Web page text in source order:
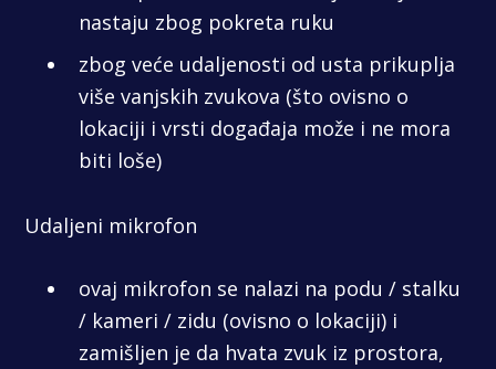
nastaju zbog pokreta ruku
zbog veće udaljenosti od usta prikuplja
više vanjskih zvukova (što ovisno o
lokaciji i vrsti događaja može i ne mora
biti loše)
Udaljeni mikrofon
ovaj mikrofon se nalazi na podu / stalku
/ kameri / zidu (ovisno o lokaciji) i
zamišljen je da hvata zvuk iz prostora,